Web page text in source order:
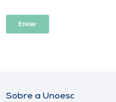
Sobre a Unoesc